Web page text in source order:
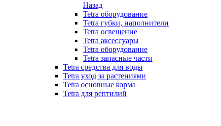
Назад
Tetra оборудование
Tetra губки, наполнители
Tetra освещение
Tetra аксессуары
Tetra оборудование
Tetra запасные части
Tetra средства для воды
Tetra уход за растениями
Tetra основные корма
Tetra для рептилий